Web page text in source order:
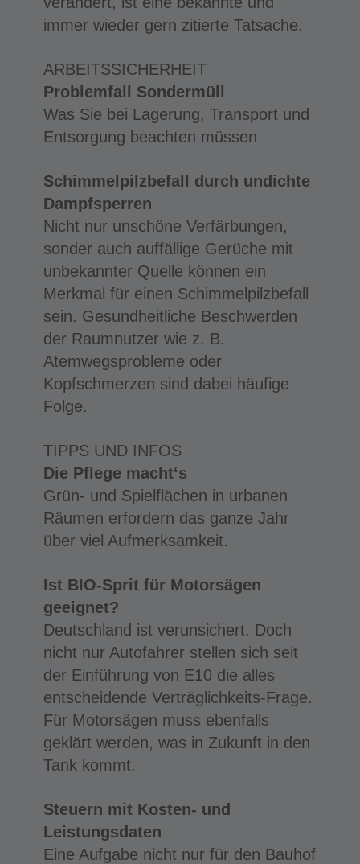
immer wieder gern zitierte Tatsache.
ARBEITSSICHERHEIT
Problemfall Sondermüll
Was Sie bei Lagerung, Transport und
Entsorgung beachten müssen
Schimmelpilzbefall durch undichte
Dampfsperren
Nicht nur unschöne Verfärbungen,
sonder auch auffällige Gerüche mit
unbekannter Quelle können ein
Merkmal für einen Schimmelpilzbefall
sein. Gesundheitliche Beschwerden
der Raumnutzer wie z. B.
Atemwegsprobleme oder
Kopfschmerzen sind dabei häufige
Folge.
TIPPS UND INFOS
Die Pflege macht‘s
Grün- und Spielflächen in urbanen
Räumen erfordern das ganze Jahr
über viel Aufmerksamkeit.
Ist BIO-Sprit für Motorsägen
geeignet?
Deutschland ist verunsichert. Doch
nicht nur Autofahrer stellen sich seit
der Einführung von E10 die alles
entscheidende Verträglichkeits-Frage.
Für Motorsägen muss ebenfalls
geklärt werden, was in Zukunft in den
Tank kommt.
Steuern mit Kosten- und
Leistungsdaten
Eine Aufgabe nicht nur für den Bauhof